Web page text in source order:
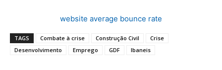
website average bounce rate
TAGS Combate à crise Construção Civil
Crise
Desenvolvimento
Emprego GDF Ibaneis